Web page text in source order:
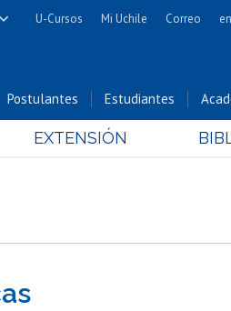
y Matemáticas
Cs.
y Farmacéuticas
en Educación
U-Cursos Mi Uchile Correo en
Postulantes Estudiantes
EXTENSIÓN